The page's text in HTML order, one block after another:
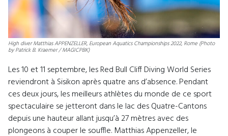
High diver Matthias APPENZELLER, European Aquatics Championships 2022, Rome (Photo
by Patrick B. Kraemer / MAGICPBK)
Les 10 et 11 septembre, les Red Bull Cliff Diving World Series
reviendront à Sisikon après quatre ans d’absence. Pendant
ces deux jours, les meilleurs athlètes du monde de ce sport
spectaculaire se jetteront dans le lac des Quatre-Cantons
depuis une hauteur allant jusqu’à 27 mètres avec des
plongeons à couper le souffle. Matthias Appenzeller, le